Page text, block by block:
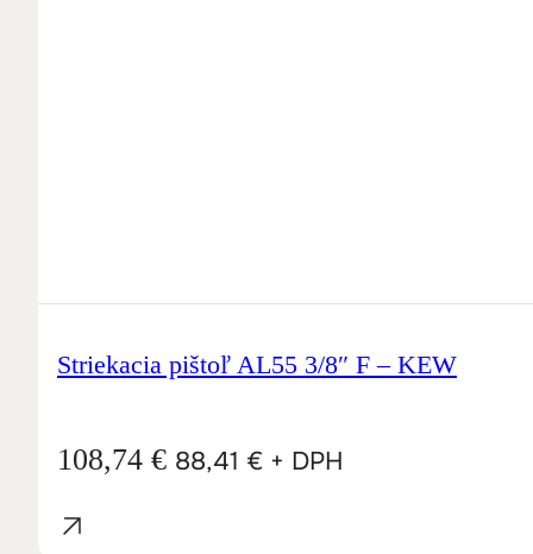
Striekacia pištoľ AL55 3/8″ F – KEW
108,74 € 88,41 € + DPH